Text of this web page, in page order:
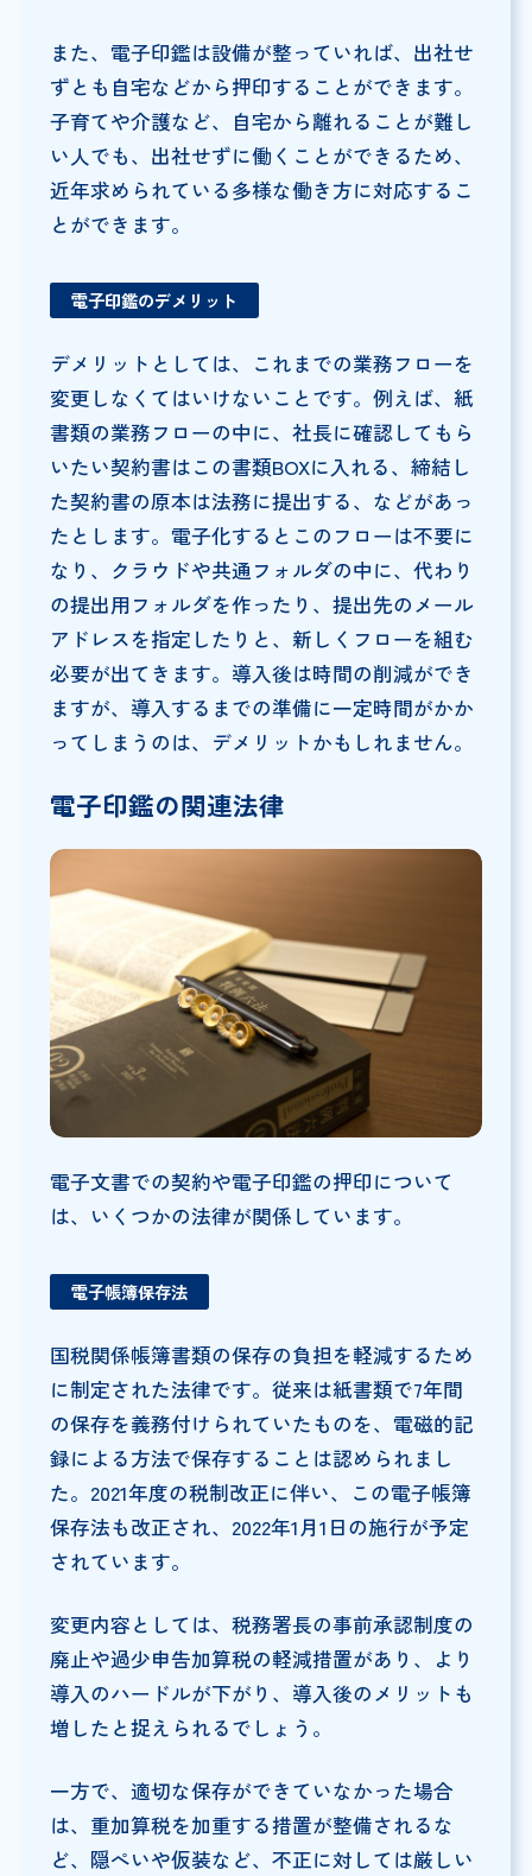
また、電子印鑑は設備が整っていれば、出社せ
ずとも自宅などから押印することができます。
子育てや介護など、自宅から離れることが難し
い人でも、出社せずに働くことができるため、
近年求められている多様な働き方に対応するこ
とができます。
電子印鑑のデメリット
デメリットとしては、これまでの業務フローを
変更しなくてはいけないことです。例えば、紙
書類の業務フローの中に、社長に確認してもら
いたい契約書はこの書類BOXに入れる、締結し
た契約書の原本は法務に提出する、などがあっ
たとします。電子化するとこのフローは不要に
なり、クラウドや共通フォルダの中に、代わり
の提出用フォルダを作ったり、提出先のメール
アドレスを指定したりと、新しくフローを組む
必要が出てきます。導入後は時間の削減ができ
ますが、導入するまでの準備に一定時間がかか
ってしまうのは、デメリットかもしれません。
電子印鑑の関連法律
電子文書での契約や電子印鑑の押印について
は、いくつかの法律が関係しています。
電子帳簿保存法
国税関係帳簿書類の保存の負担を軽減するため
に制定された法律です。従来は紙書類で7年間
の保存を義務付けられていたものを、電磁的記
録による方法で保存することは認められまし
た。2021年度の税制改正に伴い、この電子帳簿
保存法も改正され、2022年1月1日の施行が予定
されています。
変更内容としては、税務署長の事前承認制度の
廃止や過少申告加算税の軽減措置があり、より
導入のハードルが下がり、導入後のメリットも
増したと捉えられるでしょう。
一方で、適切な保存ができていなかった場合
は、重加算税を加重する措置が整備されるな
ど、隠ぺいや仮装など、不正に対しては厳しい